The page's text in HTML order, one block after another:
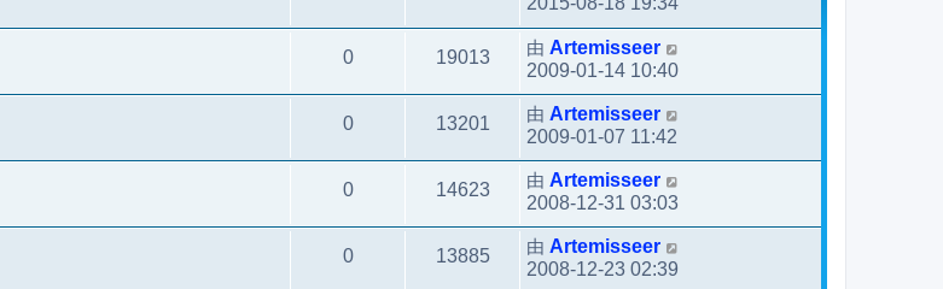
0 19013 由 Artemisseer
2009-01-14 10:40
0 13201 由 Artemisseer
2009-01-07 11:42
0 14623 由 Artemisseer
2008-12-31 03:03
0 13885 由 Artemisseer
2008-12-23 02:39